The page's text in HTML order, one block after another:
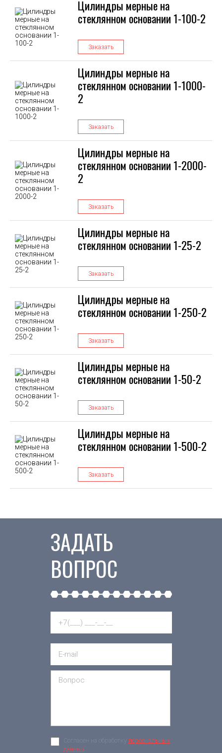
Цилиндры мерные на
стеклянном основании 1-100-2
Заказать
Цилиндры мерные на
стеклянном основании 1-1000-
2
Заказать
Цилиндры мерные на
стеклянном основании 1-2000-
2
Заказать
Цилиндры мерные на
стеклянном основании 1-25-2
Заказать
Цилиндры мерные на
стеклянном основании 1-250-2
Заказать
Цилиндры мерные на
стеклянном основании 1-50-2
Заказать
Цилиндры мерные на
стеклянном основании 1-500-2
Заказать
ЗАДАТЬ
ВОПРОС
Согласен на обработку персональных
данных